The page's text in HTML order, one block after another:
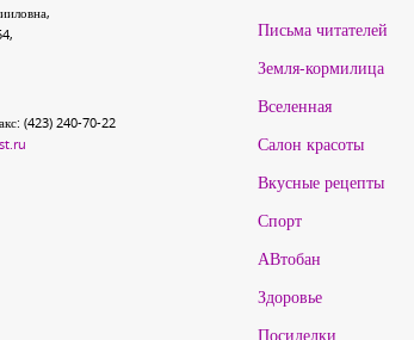
(423) 240-70-22
Письма читателей
Земля-кормилица
Вселенная
Салон красоты
Вкусные рецепты
Спорт
АВтобан
Здоровье
Посиделки